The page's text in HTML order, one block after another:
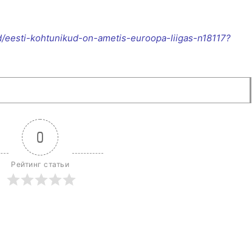
kohtunikud-on-ametis-euroopa-liigas-n18117?
0
Рейтинг статьи